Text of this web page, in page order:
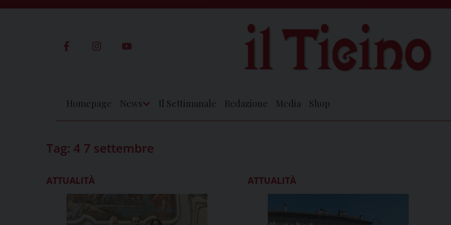
Homepage News Il Settimanale Redazione Media Shop
Tag: 4 7 settembre
ATTUALITÀ ATTUALITÀ